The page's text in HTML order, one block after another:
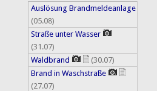
Auslösung Brandmeldeanlage
(05.08)
Straße unter Wasser
(31.07)
Waldbrand
(30.07)
Brand in Waschstraße
(27.07)